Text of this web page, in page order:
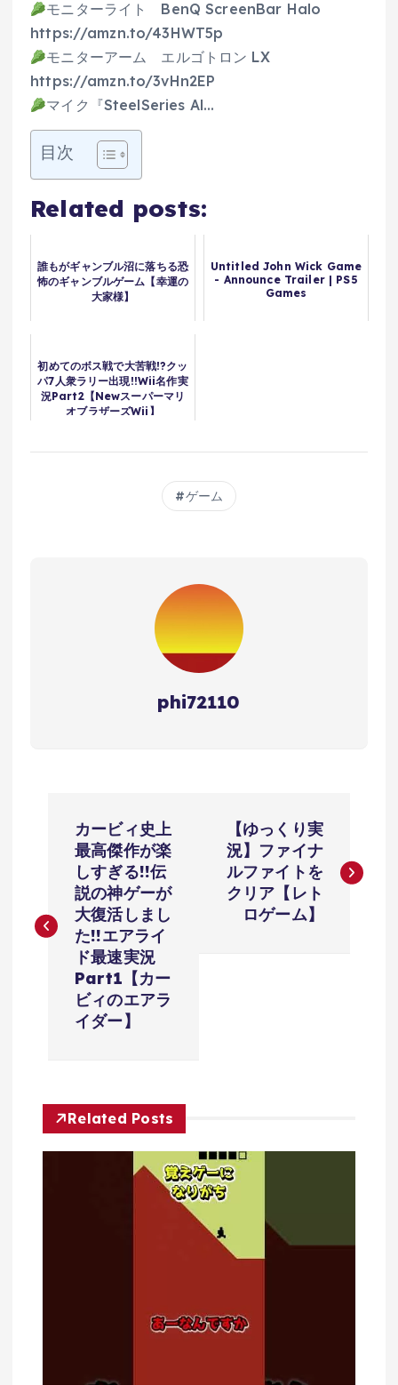
モニターライト BenQ ScreenBar Halo
https://amzn.to/43HWT5p
モニターアーム エルゴトロン LX
https://amzn.to/3vHn2EP
マイク『SteelSeries Al…
目次
Related posts:
誰もがギャンブル沼に落ちる恐
怖のギャンブルゲーム【幸運の
大家様】
Untitled John Wick Game
- Announce Trailer | PS5
Games
初めてのボス戦で大苦戦!?クッ
パ7人衆ラリー出現!!Wii名作実
況Part2【Newスーパーマリ
オブラザーズWii】
ゲーム
phi72110
ビ
ョ
ン
カービィ史上
最高傑作が楽
しすぎる!!伝
説の神ゲーが
大復活しまし
た!!エアライ
ド最速実況
Part1【カー
ビィのエアラ
イダー】
【ゆっくり実
況】ファイナ
ルファイトを
クリア【レト
ロゲーム】
Related Posts